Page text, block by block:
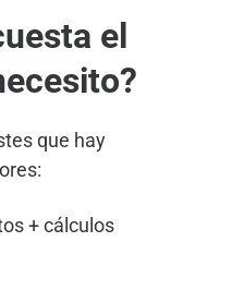
el
que hay
+ cálculos